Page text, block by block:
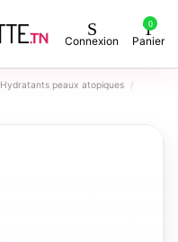
Connexion
0
Panier
Hydratants peaux atopiques